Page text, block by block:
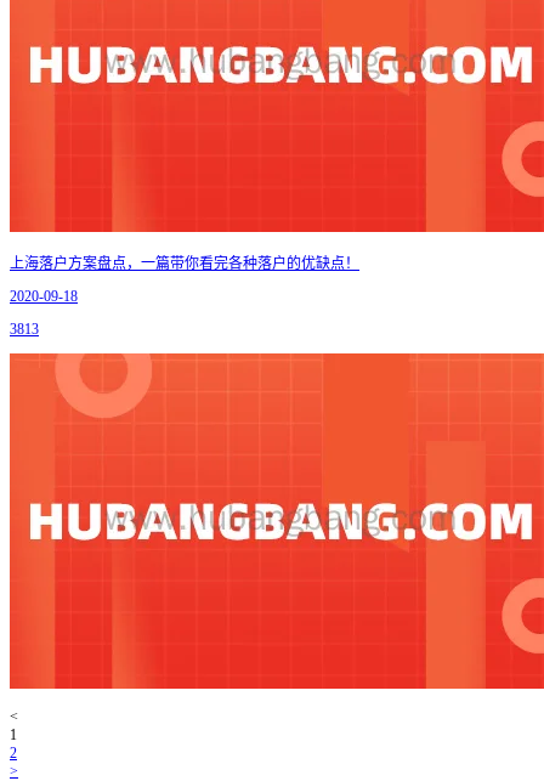
上海落户方案盘点，一篇带你看完各种落户的优缺点！
2020-09-18
3813
<
1
2
>